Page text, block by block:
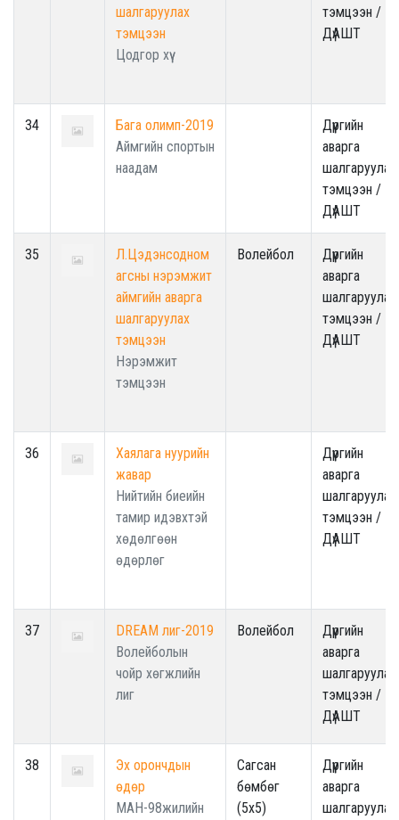
шалгаруулах
тэмцээн
Цодгор хүү
тэмцээн /
ДүАШТ
34
Бага олимп-2019
Аймгийн спортын
наадам
Дүүргийн
аварга
шалгаруулах
тэмцээн /
ДүАШТ
35
Л.Цэдэнсодном
агсны нэрэмжит
аймгийн аварга
шалгаруулах
тэмцээн
Нэрэмжит
тэмцээн
Волейбол
Дүүргийн
аварга
шалгаруулах
тэмцээн /
ДүАШТ
36
Хаялага нуурийн
жавар
Нийтийн биеийн
тамир идэвхтэй
хөдөлгөөн
өдөрлөг
Дүүргийн
аварга
шалгаруулах
тэмцээн /
ДүАШТ
37
DREAM лиг-2019
Волейболын
чойр хөгжлийн
лиг
Волейбол
Дүүргийн
аварга
шалгаруулах
тэмцээн /
ДүАШТ
38
Эх орончдын
өдөр
МАН-98жилийн
Сагсан
бөмбөг
(5x5)
Дүүргийн
аварга
шалгаруулах